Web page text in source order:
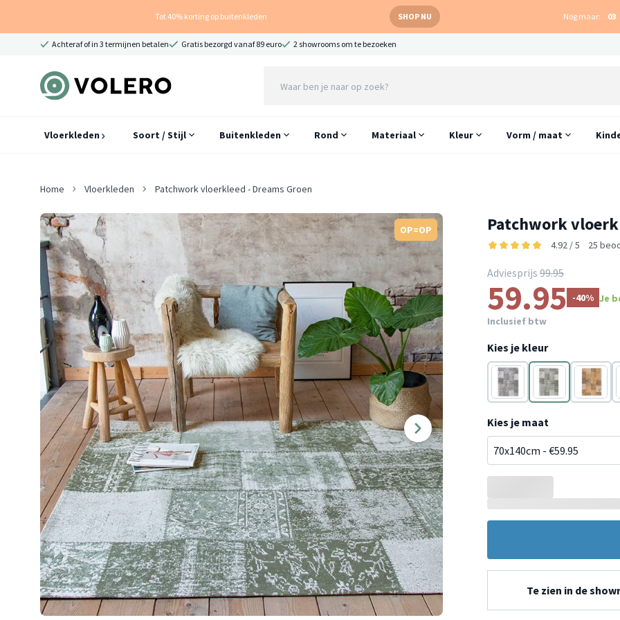
Tot 40% korting op buitenkleden SHOP NU Nog maar: 03
Achteraf of in 3 termijnen betalen Gratis bezorgd vanaf 89 euro 2 showrooms om te bezoeken
Vloerkleden Soort / Stijl Buitenkleden Rond Materiaal Kleur Vorm / maat
Home Vloerkleden Patchwork vloerkleed - Dreams Groen
OP=OP Patchwork
4.92 / 5 25
Adviesprijs 99.95
59.95 -40% Je
Inclusief btw
Kies je kleur
Grijs Groen Geel
Kies je maat
Te zien in de